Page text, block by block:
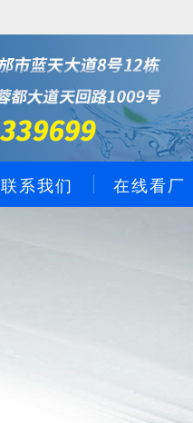
联系我们 在线看厂